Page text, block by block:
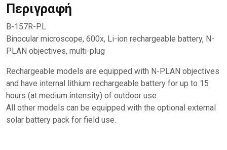
Περιγραφή
B-157R-PL
Binocular microscope, 600x, Li-ion rechargeable battery, N-
PLAN objectives, multi-plug
Rechargeable models are equipped with N-PLAN objectives
and have internal lithium rechargeable battery for up to 15
hours (at medium intensity) of outdoor use.
All other models can be equipped with the optional external
solar battery pack for field use.